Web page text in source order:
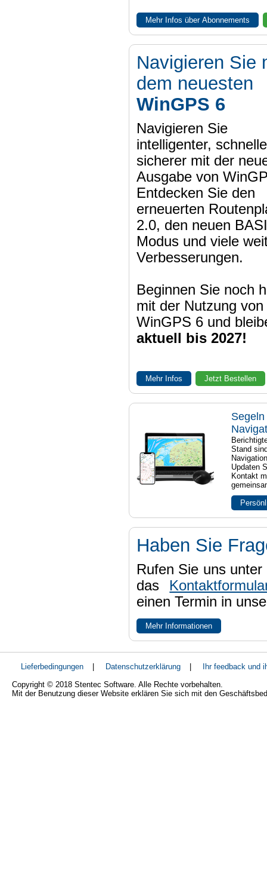
Mehr Infos über Abonnements
Navigieren Sie
dem neuesten
WinGPS 6
Navigieren Sie
intelligenter,
sicherer mit der
Ausgabe von
Entdecken Sie den
erneuerten
2.0, den neuen
Modus und viele
Verbesserungen.
Beginnen Sie noch
mit der Nutzung von
WinGPS 6 und
aktuell bis 2027!
Mehr Infos Jetzt Bestellen
Stand
Updaten
Kontakt
Haben Sie
Rufen Sie uns
das
einen Termin in
Mehr Informationen
Lieferbedingungen | Datenschutzerklärung |
Ihr feedback und
Copyright © 2018 Stentec Software. Alle Rechte vorbehalten.
Mit der Benutzung dieser Website erklären Sie sich mit den